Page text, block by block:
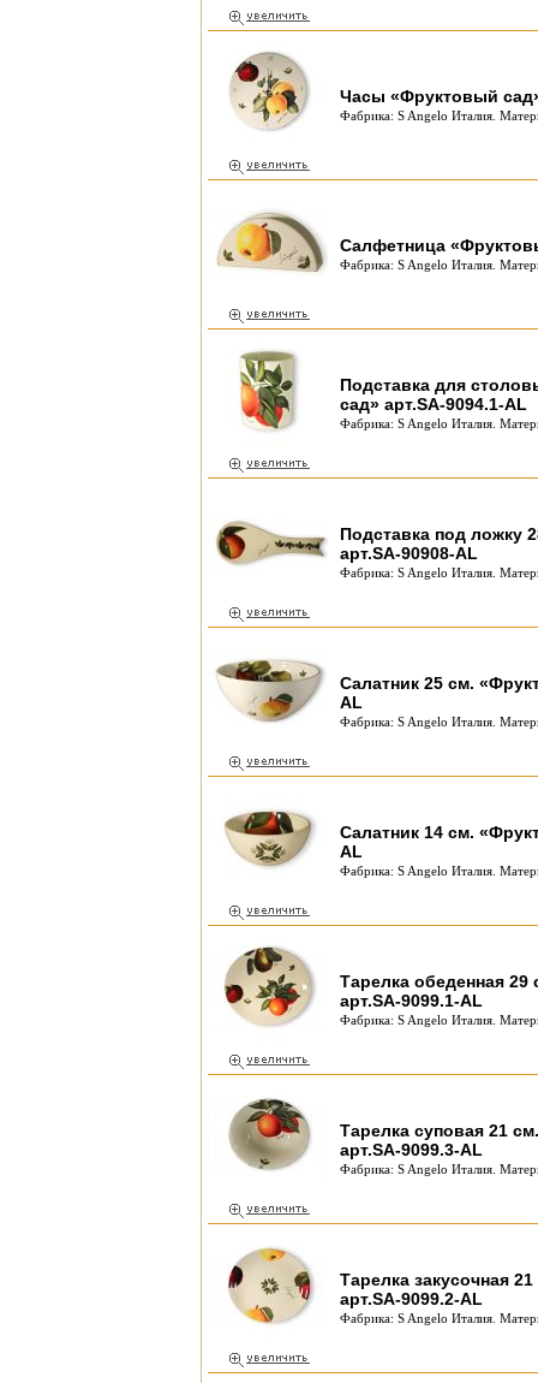
Часы «Фруктовый
Фабрика: S Angelo Италия.
Салфетница
Фабрика: S Angelo Италия.
Подставка для
сад» арт.SA-9094.1-AL
Фабрика: S Angelo Италия.
Подставка под ложку
арт.SA-90908-AL
Фабрика: S Angelo Италия.
Салатник 25 см.
AL
Фабрика: S Angelo Италия.
Салатник 14 см.
AL
Фабрика: S Angelo Италия.
Тарелка обеденная
арт.SA-9099.1-AL
Фабрика: S Angelo Италия.
Тарелка суповая 21
арт.SA-9099.3-AL
Фабрика: S Angelo Италия.
Тарелка закусочная
арт.SA-9099.2-AL
Фабрика: S Angelo Италия.